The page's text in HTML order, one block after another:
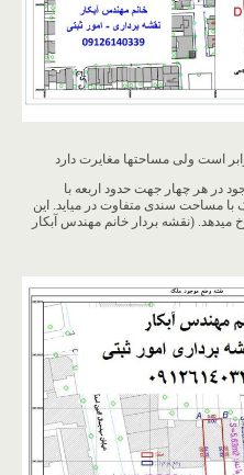
در هر چهار جهت حدود اربعه با
مساحت سندی متفاوت در میاید. این
میدهد. (نقشه بردار خانم مهندس آبکار